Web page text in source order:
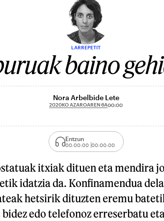
LARREPETIT
baino
Nora Arbelbide Lete
2020KO AZAROAREN 6A00:00
Entzun
00:00:00 00:00:00
itxiak dituen eta mendira
idatzia da. Konfinamendua
hetsirik dituzten eremu
edo telefonoz erreserbatu